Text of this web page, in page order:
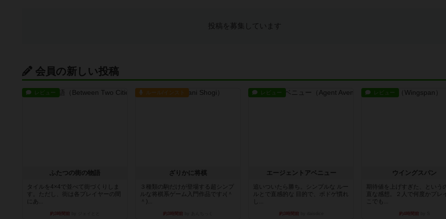
投稿を募集しています
会員の新しい投稿
レビュー
ふたつの街の物語
タイルを4×4で並べて街づくりしま
す。ただし、街は各プレイヤーの間
にあ...
約3時間前
ルール/インスト
ざりかに将棋
３種類の駒だけが登場する超シンプ
ルな将棋系ゲーム入門作品です♪(＾
＾)...
約3時間前
レビュー
エージェントアベニュー
追いついたら勝ち。シンプルな ルー
ルとで直感的な 目的で、ボドゲ慣れ
し...
約3時間前
レビュー
ウイングスパン
期待値を上げすぎた、という
直な感想。２人で何度かプレ
こでも...
約4時間前